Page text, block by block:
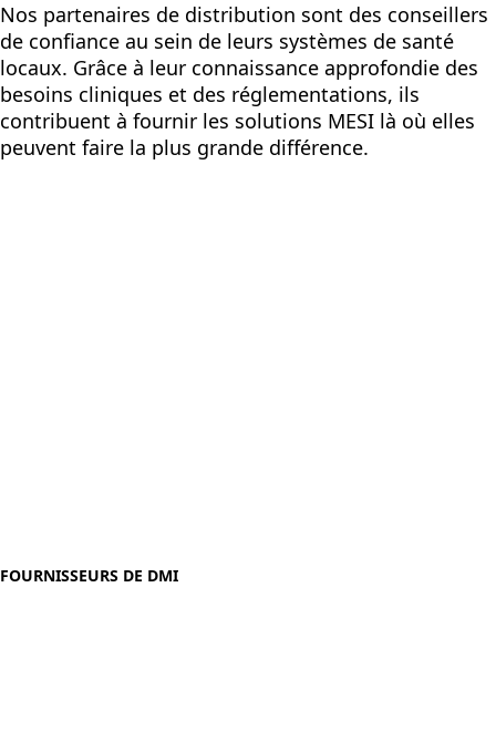
Nos partenaires de distribution sont des conseillers
de confiance au sein de leurs systèmes de santé
locaux. Grâce à leur connaissance approfondie des
besoins cliniques et des réglementations, ils
contribuent à fournir les solutions MESI là où elles
peuvent faire la plus grande différence.
FOURNISSEURS DE DMI